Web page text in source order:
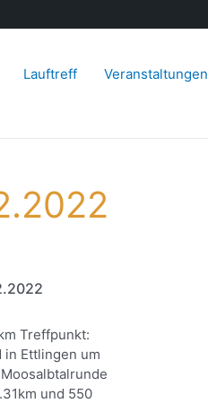
Lauftreff Veranstaltungen
Treffpunkt:
in Ettlingen um
und 550